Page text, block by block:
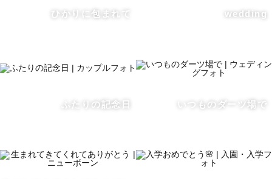
ご希望があれば、LINE電話やZOOMでの打ち合わせも可能
リクエストに合わせて柔軟に対応をし、お客様のイメージ
ひかりに包まれて wedding
ふたりの記念日 いつものダーツ場で